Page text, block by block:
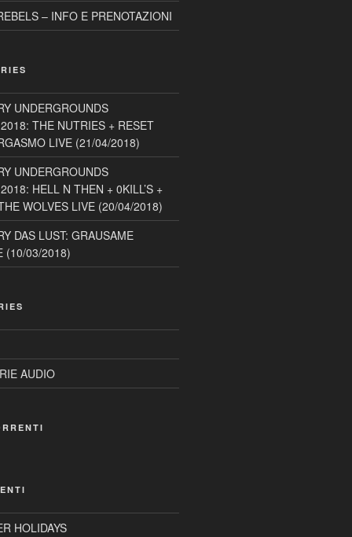
– INFO E PRENOTAZIONI
UNDERGROUNDS
THE NUTRIES + RESET
LIVE (21/04/2018)
UNDERGROUNDS
HELL N THEN + 0KILL’S +
WOLVES LIVE (20/04/2018)
DAS LUST: GRAUSAME
(10/03/2018)
AUDIO
HOLIDAYS